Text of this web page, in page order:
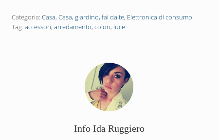
Categoria: Casa, Casa, giardino, fai da te, Elettronica di consumo
Tag: accessori, arredamento, colori, luce
Info Ida Ruggiero